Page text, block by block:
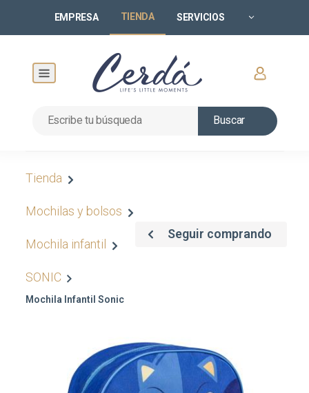
EMPRESA TIENDA SERVICIOS
Buscar
Tienda
Mochilas y bolsos
Mochila infantil
SONIC
Mochila Infantil Sonic
Seguir comprando